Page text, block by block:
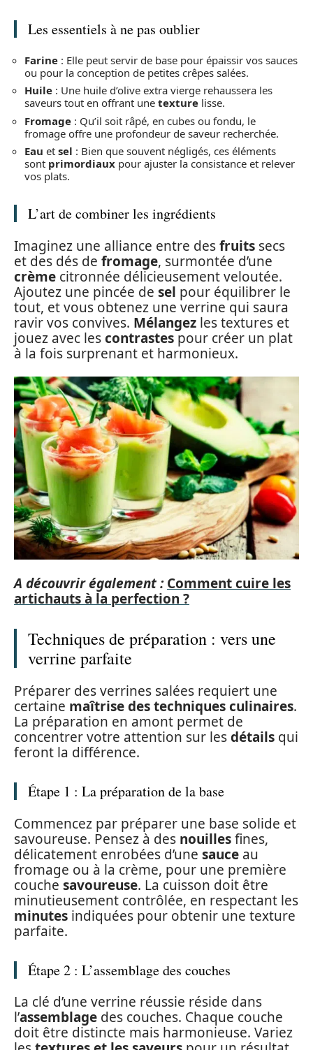
Les essentiels à ne pas oublier
Farine : Elle peut servir de base pour épaissir vos sauces
ou pour la conception de petites crêpes salées.
Huile : Une huile d’olive extra vierge rehaussera les
saveurs tout en offrant une texture lisse.
Fromage : Qu’il soit râpé, en cubes ou fondu, le
fromage offre une profondeur de saveur recherchée.
Eau et sel : Bien que souvent négligés, ces éléments
sont primordiaux pour ajuster la consistance et relever
vos plats.
L’art de combiner les ingrédients
Imaginez une alliance entre desfruits secs
et des dés de fromage, surmontée d’une
crème citronnée délicieusement veloutée.
Ajoutez une pincée de sel pour équilibrer le
tout, et vous obtenez une verrine qui saura
ravir vos convives. Mélangez les textures et
jouez avec lescontrastes pour créer un plat
à la fois surprenant et harmonieux.
A découvrir également : Comment cuire les
artichauts à la perfection ?
Techniques de préparation : vers une
verrine parfaite
Préparer des verrines salées requiert une
certaine maîtrise des techniques culinaires.
La préparation en amont permet de
concentrer votre attention sur lesdétails qui
feront la différence.
Étape 1 : La préparation de la base
Commencez par préparer une base solide et
savoureuse. Pensez à des nouillesfines,
délicatement enrobées d’une sauce au
fromage ou à la crème, pour une première
couche savoureuse. La cuisson doit être
minutieusement contrôlée, en respectant les
minutes indiquées pour obtenir une texture
parfaite.
Étape 2 : L’assemblage des couches
La clé d’une verrine réussie réside dans
l’assemblage des couches. Chaque couche
doit être distincte mais harmonieuse. Variez